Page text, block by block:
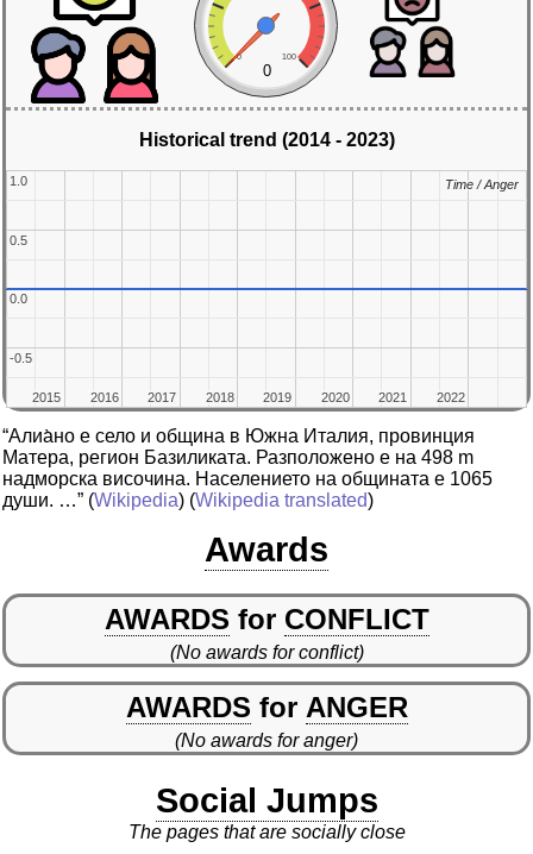
0 100
0
Historical trend (2014 - 2023)
2015
2015 2016
2016 2017
2017 2018
2018 2019
2019 2020
2020 2021
2021 2022
2022
-0.5
-0.5
0.0
0.0
0.5
0.5
1.0
1.0 Time / Anger
Time / Anger
“Алиа̀но е село и община в Южна Италия, провинция
Матера, регион Базиликата. Разположено е на 498 m
надморска височина. Населението на общината е 1065
души. …” (Wikipedia) (Wikipedia translated)
Awards
AWARDS for CONFLICT
(No awards for conflict)
AWARDS for ANGER
(No awards for anger)
Social Jumps
The pages that are socially close